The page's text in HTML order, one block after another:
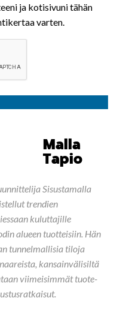
ja kotisivuni tähän
varten.
Malla
Tapio
Sisustamalla
trendien
kuluttajille
alueen tuotteisiin. Hän
tunnelmallisia tiloja
kansainvälisiltä
viimeisimmät tuote-